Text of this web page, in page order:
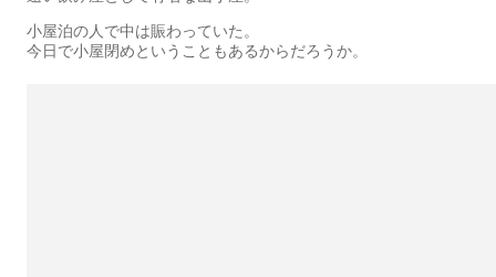
小屋泊の人で中は賑わっていた。
今日で小屋閉めということもあるからだろうか。